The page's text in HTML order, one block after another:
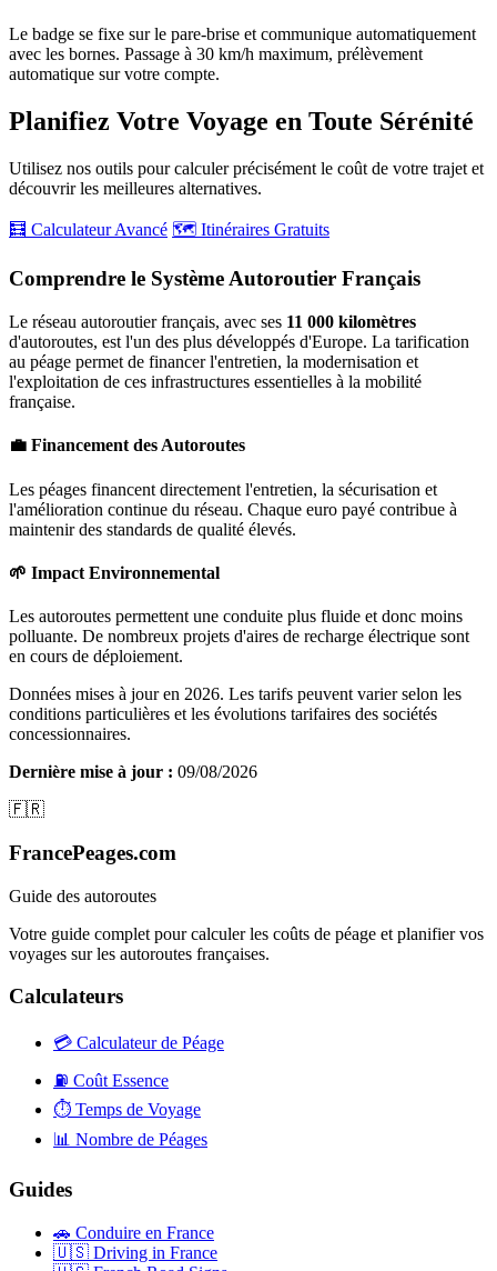
Le badge se fixe sur le pare-brise et communique automatiquement
avec les bornes. Passage à 30 km/h maximum, prélèvement
automatique sur votre compte.
Planifiez Votre Voyage en Toute Sérénité
Utilisez nos outils pour calculer précisément le coût de votre trajet et
découvrir les meilleures alternatives.
🧮 Calculateur Avancé 🗺️ Itinéraires Gratuits
Comprendre le Système Autoroutier Français
Le réseau autoroutier français, avec ses 11 000 kilomètres
d'autoroutes, est l'un des plus développés d'Europe. La tarification
au péage permet de financer l'entretien, la modernisation et
l'exploitation de ces infrastructures essentielles à la mobilité
française.
💼 Financement des Autoroutes
Les péages financent directement l'entretien, la sécurisation et
l'amélioration continue du réseau. Chaque euro payé contribue à
maintenir des standards de qualité élevés.
🌱 Impact Environnemental
Les autoroutes permettent une conduite plus fluide et donc moins
polluante. De nombreux projets d'aires de recharge électrique sont
en cours de déploiement.
Données mises à jour en 2026. Les tarifs peuvent varier selon les
conditions particulières et les évolutions tarifaires des sociétés
concessionnaires.
Dernière mise à jour : 09/08/2026
🇫🇷
FrancePeages.com
Guide des autoroutes
Votre guide complet pour calculer les coûts de péage et planifier vos
voyages sur les autoroutes françaises.
Calculateurs
💳 Calculateur de Péage
⛽ Coût Essence
⏱️ Temps de Voyage
📊 Nombre de Péages
Guides
🚗 Conduire en France
🇺🇸 Driving in France